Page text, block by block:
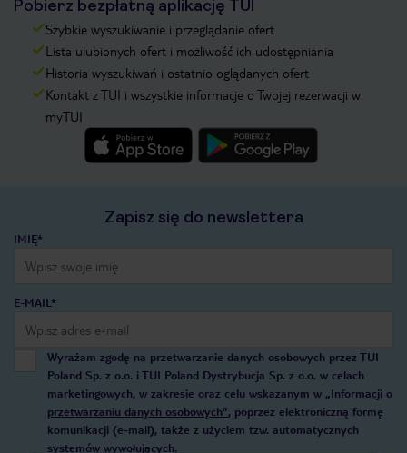
Pobierz bezpłatną aplikację TUI
Szybkie wyszukiwanie i przeglądanie ofert
Lista ulubionych ofert i możliwość ich udostępniania
Historia wyszukiwań i ostatnio oglądanych ofert
Kontakt z TUI i wszystkie informacje o Twojej rezerwacji w
myTUI
Zapisz się do newslettera
IMIĘ*
E-MAIL*
Wyrażam zgodę na przetwarzanie danych osobowych przez TUI
Poland Sp. z o.o. i TUI Poland Dystrybucja Sp. z o.o. w celach
marketingowych, w zakresie oraz celu wskazanym w „Informacji o
przetwarzaniu danych osobowych”, poprzez elektroniczną formę
komunikacji (e-mail), także z użyciem tzw. automatycznych
systemów wywołujących.